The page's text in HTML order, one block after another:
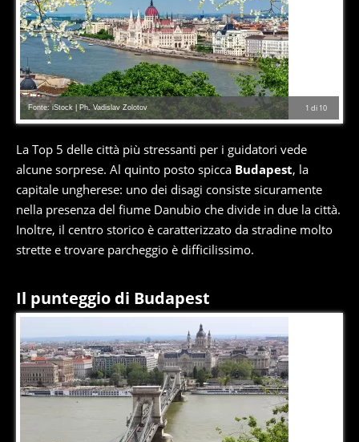
1 di 10
Fonte: iStock | Ph. Vadislav Zolotov
La Top 5 delle città più stressanti per i guidatori vede
alcune sorprese. Al quinto posto spicca Budapest, la
capitale ungherese: uno dei disagi consiste sicuramente
nella presenza del fiume Danubio che divide in due la città.
Inoltre, il centro storico è caratterizzato da stradine molto
strette e trovare parcheggio è difficilissimo.
Il punteggio di Budapest